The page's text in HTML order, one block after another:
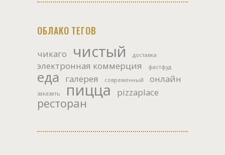
ОБЛАКО ТЕГОВ
чикаго чистый доставка
электронная коммерция фастфуд
еда галерея современный онлайн
заказать пицца pizzaplace
ресторан